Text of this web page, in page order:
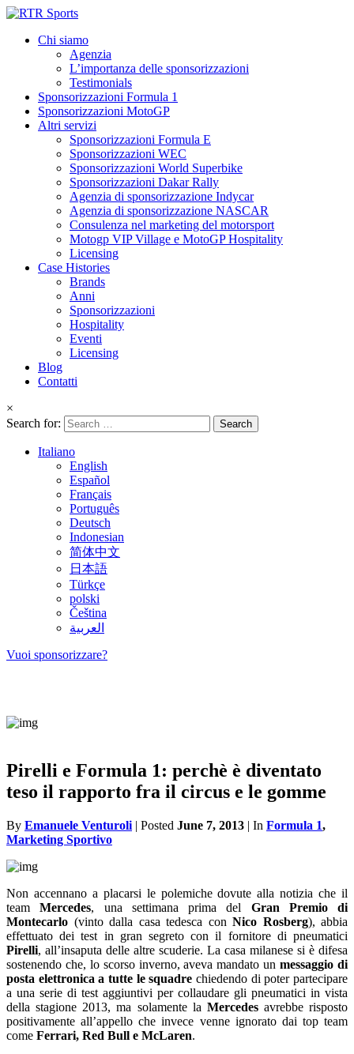
Chi siamo
Agenzia
L’importanza delle sponsorizzazioni
Testimonials
Sponsorizzazioni Formula 1
Sponsorizzazioni MotoGP
Altri servizi
Sponsorizzazioni Formula E
Sponsorizzazioni WEC
Sponsorizzazioni World Superbike
Sponsorizzazioni Dakar Rally
Agenzia di sponsorizzazione Indycar
Agenzia di sponsorizzazione NASCAR
Consulenza nel marketing del motorsport
Motogp VIP Village e MotoGP Hospitality
Licensing
Case Histories
Brands
Anni
Sponsorizzazioni
Hospitality
Eventi
Licensing
Blog
Contatti
×
Search for:
Italiano
English
Español
Français
Português
Deutsch
Indonesian
简体中文
日本語
Türkçe
polski
Čeština
العربية
Vuoi sponsorizzare?
Pirelli e Formula 1: perchè è diventato
teso il rapporto fra il circus e le gomme
By Emanuele Venturoli | Posted June 7, 2013 | In Formula 1,
Marketing Sportivo
Non accennano a placarsi le polemiche dovute alla notizia che il
teamMercedes, una settimana prima del Gran Premio di
Montecarlo (vinto dalla casa tedesca con Nico Rosberg), abbia
effettuato dei test in gran segreto con il fornitore di pneumatici
Pirelli, all’insaputa delle altre scuderie. La casa milanese si è difesa
sostenendo che, lo scorso inverno, aveva mandato unmessaggio di
posta elettronica a tutte le squadre chiedendo di poter partecipare
a una serie di test aggiuntivi per collaudare gli pneumatici in vista
della stagione 2013, ma solamente la Mercedesavrebbe risposto
positivamente all’appello che invece venne ignorato dai top team
come Ferrari, Red Bull e McLaren.